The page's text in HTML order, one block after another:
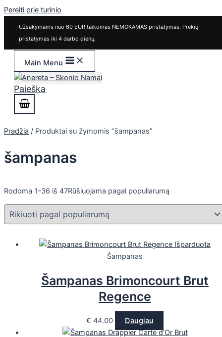
Pereiti prie turinio
Užsakymams nuo 60 EUR taikomas NEMOKAMAS pristatymas. Prekių
pristatymas iki 4 darbo dienų.
Main Menu
Paieška
Pradžia / Produktai su žymomis “šampanas”
šampanas
Rodoma 1–36 iš 47Rūšiuojama pagal populiarumą
Išparduota
Šampanas
Šampanas Brimoncourt Brut
Regence
€ 44.00 Daugiau